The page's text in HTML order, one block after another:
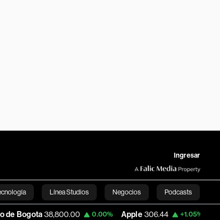
Ingresar
Línea Studios Negocios Podcasts
English0.00% Apple 306.44 +1.05% USD COP